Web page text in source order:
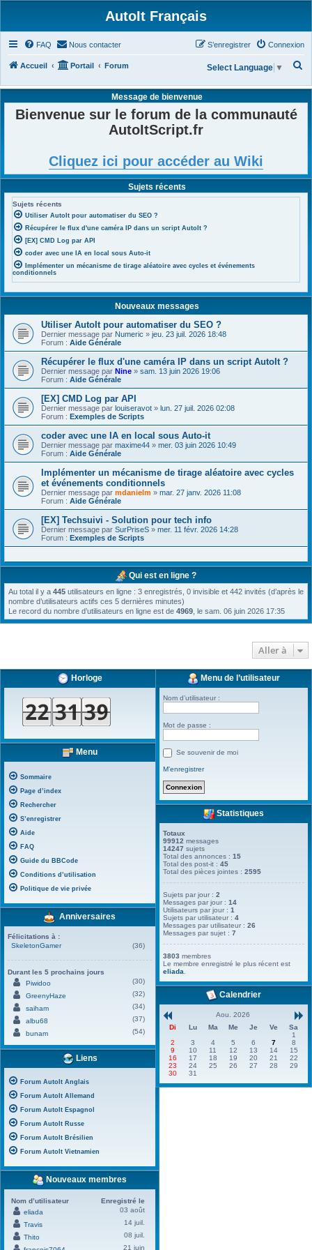
AutoIt Français
FAQ Nous contacter Connexion
S’enregistrer
Accueil Portail Forum
h
Select Language ▼
Message de bienvenue
Bienvenue sur le forum de la communauté
AutoItScript.fr
Cliquez ici pour accéder au Wiki
Sujets récents
Sujets récents
Utiliser AutoIt pour automatiser du SEO ?
Récupérer le flux d'une caméra IP dans un script AutoIt ?
[EX] CMD Log par API
coder avec une IA en local sous Auto-it
Implémenter un mécanisme de tirage aléatoire avec cycles et événements
conditionnels
Nouveaux messages
Utiliser AutoIt pour automatiser du SEO ?
Dernier message par Numeric » jeu. 23 juil. 2026 18:48
Forum : Aide Générale
Récupérer le flux d'une caméra IP dans un script AutoIt ?
Dernier message par Nine » sam. 13 juin 2026 19:06
Forum : Aide Générale
[EX] CMD Log par API
Dernier message par louiseravot » lun. 27 juil. 2026 02:08
Forum : Exemples de Scripts
coder avec une IA en local sous Auto-it
Dernier message par maxime44 » mer. 03 juin 2026 10:49
Forum : Aide Générale
Implémenter un mécanisme de tirage aléatoire avec cycles
et événements conditionnels
Dernier message par mdanielm » mar. 27 janv. 2026 11:08
Forum : Aide Générale
[EX] Techsuivi - Solution pour tech info
Dernier message par SurPriseS » mer. 11 févr. 2026 14:28
Forum : Exemples de Scripts
Qui est en ligne ?
Au total il y a 445 utilisateurs en ligne : 3 enregistrés, 0 invisible et 442 invités (d’après le
nombre d’utilisateurs actifs ces 5 dernières minutes)
Le record du nombre d’utilisateurs en ligne est de 4969 , le sam. 06 juin 2026 17:35
Aller à
Horloge
Menu
Sommaire
Page d’index
Rechercher
S’enregistrer
Aide
FAQ
Guide du BBCode
Conditions d’utilisation
Politique de vie privée
Anniversaires
Félicitations à :
SkeletonGamer
(36)
Durant les 5 prochains jours
Piwidoo
(30)
GreenyHaze
(32)
saiham
(34)
albu68
(37)
bunam
(54)
Liens
Forum AutoIt Anglais
Forum AutoIt Allemand
Forum AutoIt Espagnol
Forum AutoIt Russe
Forum AutoIt Brésilien
Forum AutoIt Vietnamien
Nouveaux membres
Nom d’utilisateur
Enregistré le
eliada
03 août
Travis
14 juil.
Thito
08 juil.
21 juin
Menu de l’utilisateur
Nom d’utilisateur :
Mot de passe :
Se souvenir de moi
M’enregistrer
Statistiques
Totaux
99912 messages
14247 sujets
Total des annonces :15
Total des post-it :45
Total des pièces jointes :2595
Sujets par jour :2
Messages par jour :14
Utilisateurs par jour :1
Sujets par utilisateur :4
Messages par utilisateur :26
Messages par sujet :7
3803 membres
Le membre enregistré le plus récent est
eliada
Calendrier
Aou. 2026
Di
Lu Ma Me Je Ve
Sa
1
2
3 4 5 6 7
8
9
10 11 12 13 14
15
16
17 18 19 20 21
22
23
24 25 26 27 28
29
30
31